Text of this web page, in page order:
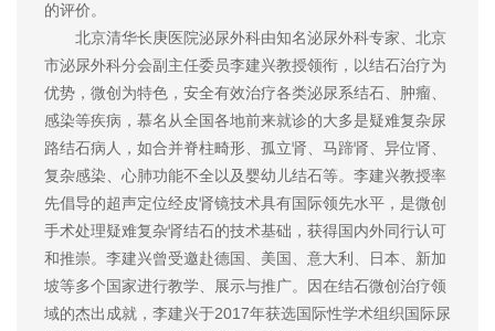
的评价。
北京清华长庚医院泌尿外科由知名泌尿外科专家、北京
市泌尿外科分会副主任委员李建兴教授领衔，以结石治疗为
优势，微创为特色，安全有效治疗各类泌尿系结石、肿瘤、
感染等疾病，慕名从全国各地前来就诊的大多是疑难复杂尿
路结石病人，如合并脊柱畸形、孤立肾、马蹄肾、异位肾、
复杂感染、心肺功能不全以及婴幼儿结石等。李建兴教授率
先倡导的超声定位经皮肾镜技术具有国际领先水平，是微创
手术处理疑难复杂肾结石的技术基础，获得国内外同行认可
和推崇。李建兴曾受邀赴德国、美国、意大利、日本、新加
坡等多个国家进行教学、展示与推广。因在结石微创治疗领
域的杰出成就，李建兴于2017年获选国际性学术组织国际尿